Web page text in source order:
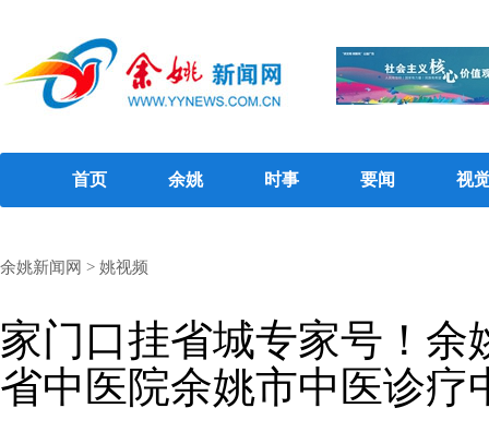
首页 余姚 时事 要闻 视
余姚新闻网 > 姚视频
家门口挂省城专家号！余
省中医院余姚市中医诊疗